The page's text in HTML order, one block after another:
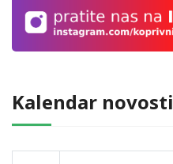
Kalendar novosti